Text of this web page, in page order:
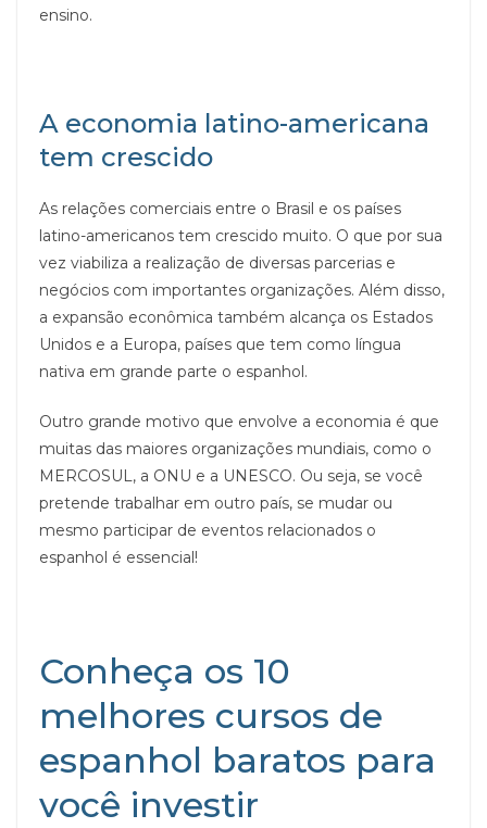
ensino.
A economia latino-americana
tem crescido
As relações comerciais entre o Brasil e os países
latino-americanos tem crescido muito. O que por sua
vez viabiliza a realização de diversas parcerias e
negócios com importantes organizações. Além disso,
a expansão econômica também alcança os Estados
Unidos e a Europa, países que tem como língua
nativa em grande parte o espanhol.
Outro grande motivo que envolve a economia é que
muitas das maiores organizações mundiais, como o
MERCOSUL, a ONU e a UNESCO. Ou seja, se você
pretende trabalhar em outro país, se mudar ou
mesmo participar de eventos relacionados o
espanhol é essencial!
Conheça os 10
melhores cursos de
espanhol baratos para
você investir